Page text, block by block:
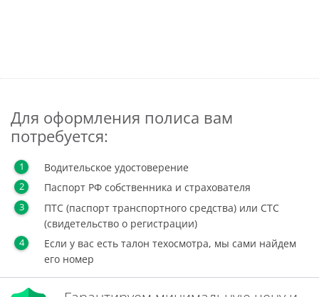
Для оформления полиса вам
потребуется:
Водительское удостоверение
Паспорт РФ собственника и страхователя
ПТС (паспорт транспортного средства) или СТС
(свидетельство о регистрации)
Если у вас есть талон техосмотра, мы сами найдем
его номер